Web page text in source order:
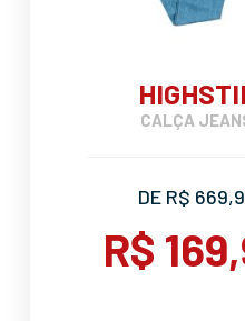
CALÇA
DE R$
R$